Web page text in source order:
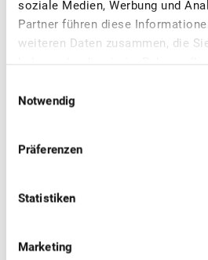
soziale Medien, Werbung und
Partner führen diese
weiteren Daten zusammen, die
Notwendig
Präferenzen
Statistiken
Marketing
beantwortet Ihnen
Lara Basile